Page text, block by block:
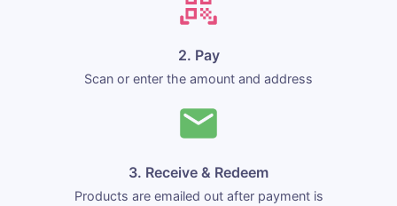
2. Pay
Scan or enter the amount and address
3. Receive & Redeem
Products are emailed out after payment is